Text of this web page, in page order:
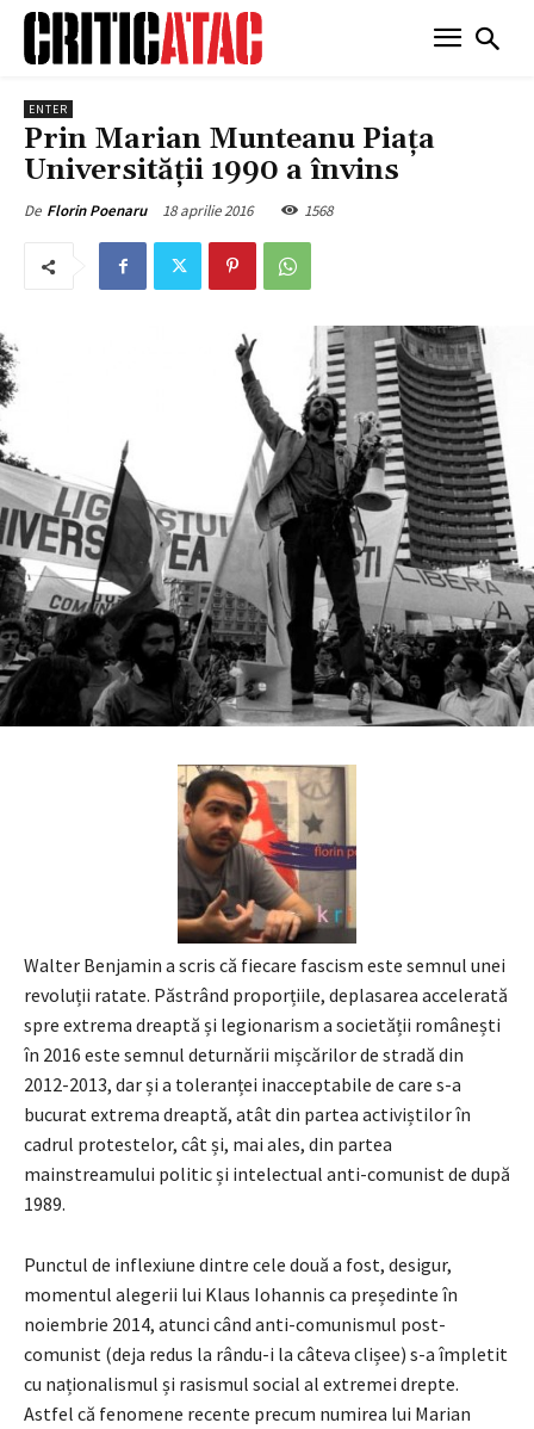
ENTER
Prin Marian Munteanu Piața
Universității 1990 a învins
De Florin Poenaru 18 aprilie 2016 1568
Walter Benjamin a scris că fiecare fascism este semnul unei
revoluții ratate. Păstrând proporțiile, deplasarea accelerată
spre extrema dreaptă și legionarism a societății românești
în 2016 este semnul deturnării mișcărilor de stradă din
2012-2013, dar și a toleranței inacceptabile de care s-a
bucurat extrema dreaptă, atât din partea activiștilor în
cadrul protestelor, cât și, mai ales, din partea
mainstreamului politic și intelectual anti-comunist de după
1989.
Punctul de inflexiune dintre cele două a fost, desigur,
momentul alegerii lui Klaus Iohannis ca președinte în
noiembrie 2014, atunci când anti-comunismul post-
comunist (deja redus la rându-i la câteva clișee) s-a împletit
cu naționalismul și rasismul social al extremei drepte.
Astfel că fenomene recente precum numirea lui Marian